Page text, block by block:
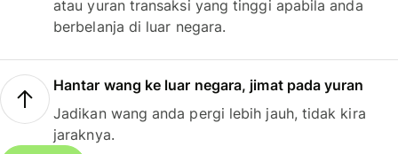
atau yuran transaksi yang tinggi apabila anda
berbelanja di luar negara.
Hantar wang ke luar negara, jimat pada yuran
Jadikan wang anda pergi lebih jauh, tidak kira
jaraknya.